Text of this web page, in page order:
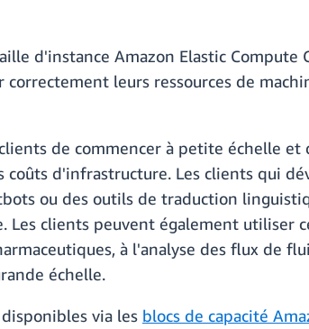
d'instance Amazon Elastic Compute
leurs ressources de
de commencer à petite échelle
d'infrastructure. Les clients qui
ou des outils de traduction
clients peuvent également utiliser
à l'analyse des flux de
échelle.
via les blocs de capacité